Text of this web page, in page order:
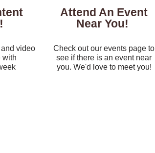
video
with
Attend An Event
Near You!
Check out our events page to
see if there is an event near
you. We'd love to meet you!